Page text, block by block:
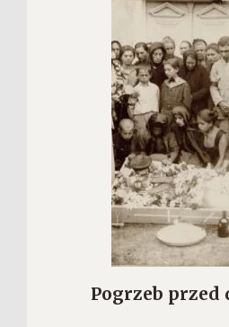
Pogrzeb